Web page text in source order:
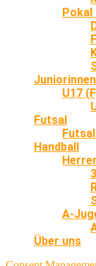
Pokal
Juniorinnen
U17
Futsal
Handball
A-
Über uns